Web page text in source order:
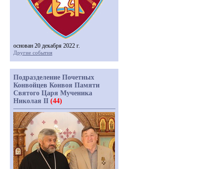
основан 20 декабря 2022 г.
Другие события
Подразделение Почетных
Конвойцев Конвоя Памяти
Святого Царя Мученика
Николая II (44)